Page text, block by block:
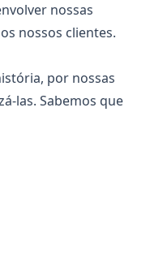
nossas
nossos clientes.
por nossas
las. Sabemos que